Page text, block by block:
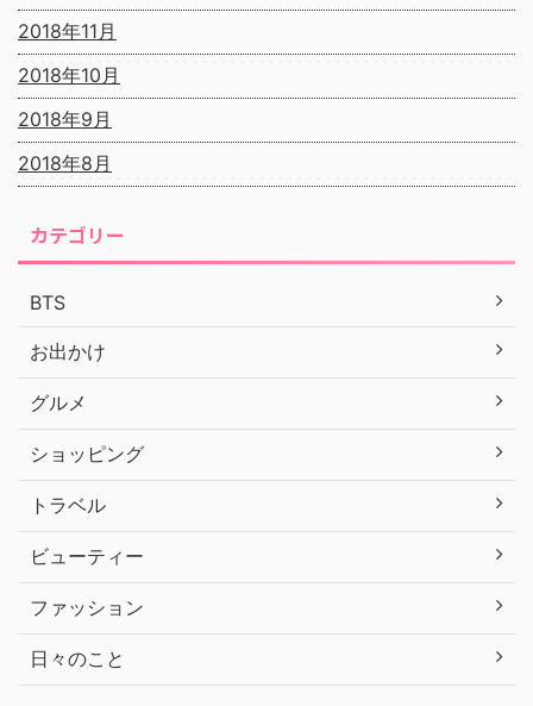
2018年11月
2018年10月
2018年9月
2018年8月
カテゴリー
BTS
お出かけ
グルメ
ショッピング
トラベル
ビューティー
ファッション
日々のこと